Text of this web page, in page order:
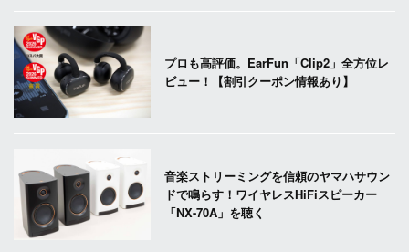
プロも高評価。EarFun「Clip2」全方位レ
ビュー！【割引クーポン情報あり】
音楽ストリーミングを信頼のヤマハサウン
ドで鳴らす！ワイヤレスHiFiスピーカー
「NX-70A」を聴く